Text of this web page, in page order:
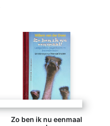
Zo ben ik nu eenmaal